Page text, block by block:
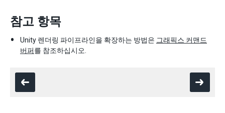
참고 항목
Unity 렌더링 파이프라인을 확장하는 방법은 그래픽스 커맨드
버퍼를 참조하십시오.